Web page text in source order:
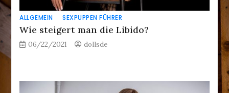
ALLGEMEIN SEXPUPPEN FÜHRER
Wie steigert man die Libido?
06/22/2021 dollsde